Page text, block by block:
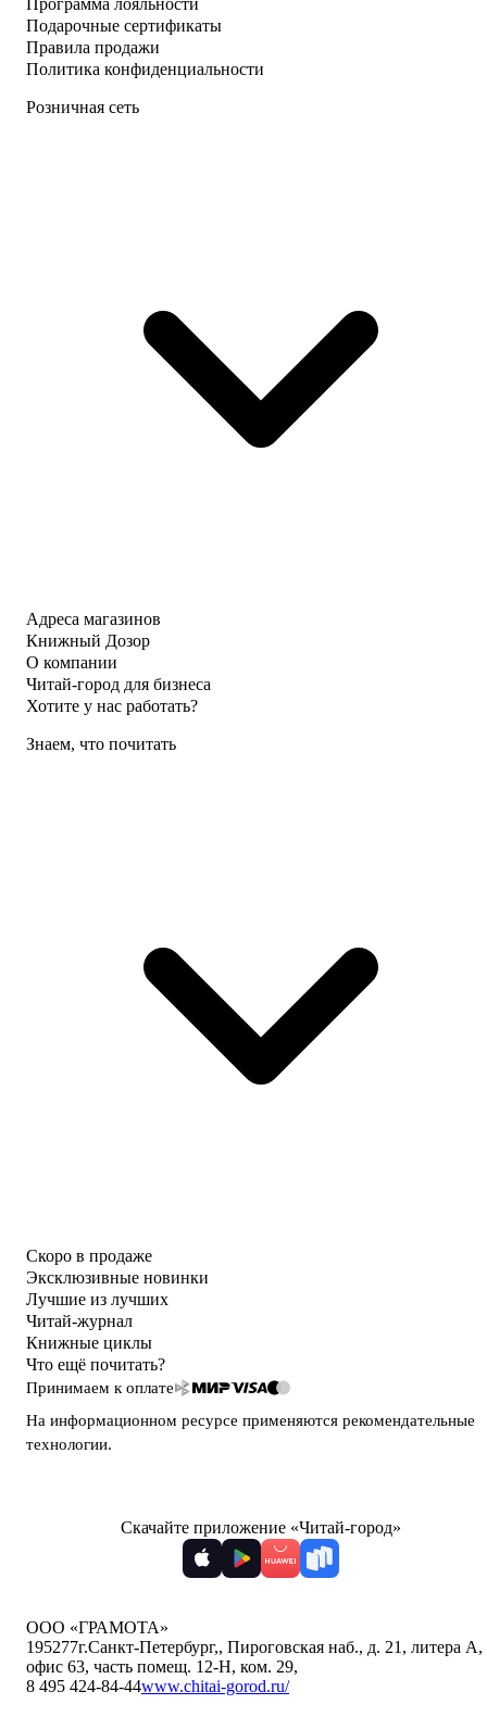
Программа лояльности
Подарочные сертификаты
Правила продажи
Политика конфиденциальности
Розничная сеть
Адреса магазинов
Книжный Дозор
О компании
Читай-город для бизнеса
Хотите у нас работать?
Знаем, что почитать
Скоро в продаже
Эксклюзивные новинки
Лучшие из лучших
Читай-журнал
Книжные циклы
Что ещё почитать?
Принимаем к оплате
На информационном ресурсе применяются рекомендательные
технологии.
Скачайте приложение «Читай-город»
ООО «ГРАМОТА»
195277г.Санкт-Петербург,, Пироговская наб., д. 21, литера А,
офис 63, часть помещ. 12-Н, ком. 29,
8 495 424-84-44www.chitai-gorod.ru/